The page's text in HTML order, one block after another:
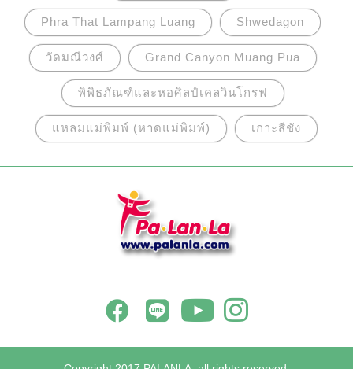
Phra That Lampang Luang Shwedagon
วัดมณีวงศ์ Grand Canyon Muang Pua
พิพิธภัณฑ์และหอศิลป์เคลวินโกรฟ
แหลมแม่พิมพ์ (หาดแม่พิมพ์) เกาะสีชัง